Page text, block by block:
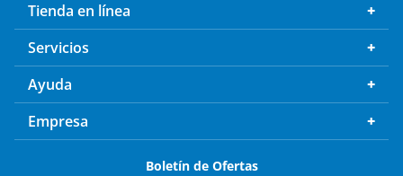
Tienda en línea
Servicios
Ayuda
Empresa
Boletín de Ofertas